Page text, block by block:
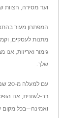
ועד מסירה, הצוות
המפתחן מעור
מתנות לעסקים,
גימור ואריזות,
שלך.
עם
רב-לשונית, אנו
ואמינה—בכל